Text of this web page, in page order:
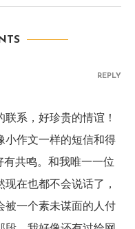
系，好珍贵的情谊！
小作文一样的短信和得
共鸣。和我唯一一位
在也都不会说话了，
被一个素未谋面的人付
REPLY